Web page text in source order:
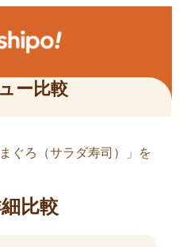
ー比較
）
まぐろ（サラダ寿司）
」を
比較
70kcal